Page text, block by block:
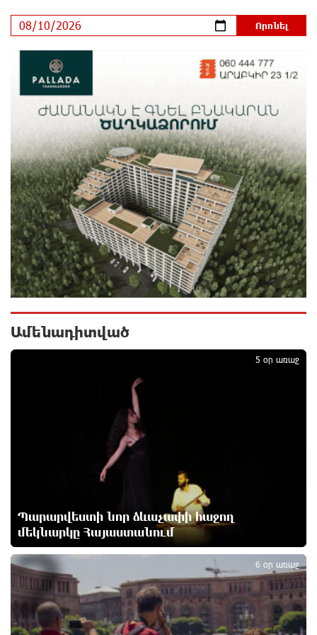
հարավկորեական App Store-ում շրջանցել է
նույնիսկ Google Maps-ը
Ռուսաստանի տարածքում ոչնչացվել է
ուկրաինական 360 անօդաչու թռչող սարք
1 օր առաջ
Օգոստոսի 10-ին, 11-ին, 12-ին, 13-ին, 14-ին, 17-ին,
18-ին և 20-ին հարյուրավոր հասցեներում լույս չի
լինելու
1 օր առաջ
Ողբերգական դեպք՝ Երևանում․ Կիևյան կամրջի
տակ հայտնաբերվել է տղամարդու մարմին
1 օր առաջ
Ադրբեջանի Սարով գյուղում տանը 18-ամյա աղջկա
դի է հայտնաբերվել
Հայհիդրոմետի տնօրենը գրել է
Արտակարգ դեպք՝ Երևանում․ կոտրել են «Հույս
բոլոր մարդկանց» հիմնադրամի շենքի
պատուհաններն ու դռները
Ալիևն ու Թրամփը հեռախոսազրույց են ունեցել
1 օր առաջ
«Ինտեր»-ը հաղթեց «Յուվենտուս»-ին
1 օր առաջ
Ամենադիտված
Պարարվեստի նոր ձևաչափի հաջող
մեկնարկը Հայաստանում
5 օր առաջ
1
6 օր առաջ
2